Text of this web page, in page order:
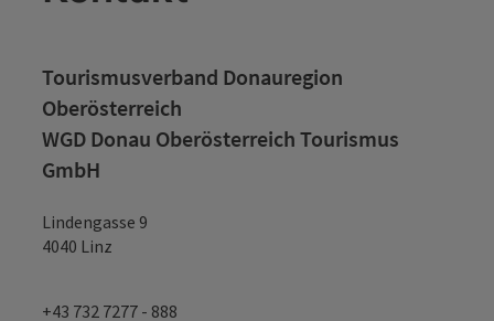
Tourismusverband Donauregion
Oberösterreich
WGD Donau Oberösterreich Tourismus
GmbH
Lindengasse 9
4040 Linz
+43 732 7277 - 888